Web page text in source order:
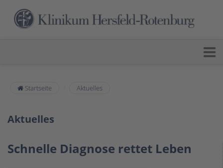
Startseite Aktuelles
Aktuelles
Schnelle Diagnose rettet Leben